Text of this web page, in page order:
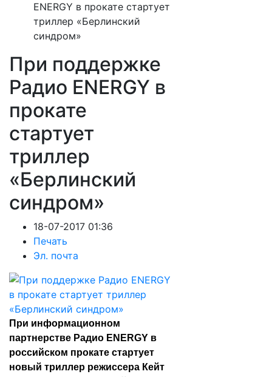
ENERGY в прокате стартует
триллер «Берлинский
синдром»
При поддержке
Радио ENERGY в
прокате
стартует
триллер
«Берлинский
синдром»
18-07-2017 01:36
Печать
Эл. почта
При информационном
партнерстве Радио ENERGY в
российском прокате стартует
новый триллер режиссера Кейт